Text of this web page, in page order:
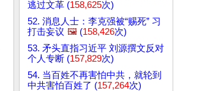
逃过文革 (158,625次)
52. 消息人士：李克强被“赐死” 习
打击妄议 🖼️ (158,426次)
53. 矛头直指习近平 刘源撰文反对
个人专断 (157,829次)
54. 当百姓不再害怕中共，就轮到
中共害怕百姓了 (157,264次)